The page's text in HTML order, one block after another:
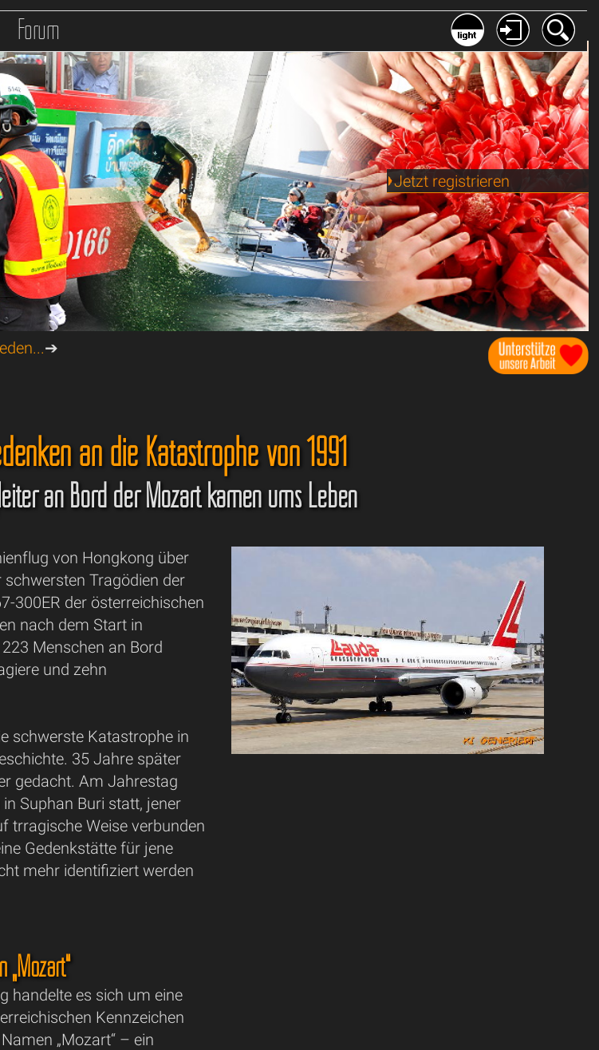
Forum
Jetzt registrieren
➔
an die Katastrophe von 1991
an Bord der Mozart kamen ums Leben
von Hongkong über
Tragödien der
300ER der österreichischen
nach dem Start in
Menschen an Bord
und zehn
schwerste Katastrophe in
35 Jahre später
gedacht. Am Jahrestag
Suphan Buri statt, jener
trragische Weise verbunden
Gedenkstätte für jene
mehr identifiziert werden
handelte es sich um eine
Kennzeichen
„Mozart“ – ein